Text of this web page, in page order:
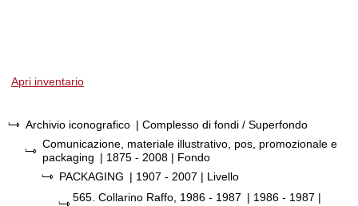
Apri inventario
Archivio iconografico | Complesso di fondi / Superfondo
Comunicazione, materiale illustrativo, pos, promozionale e
packaging | 1875 - 2008 | Fondo
PACKAGING | 1907 - 2007 | Livello
565. Collarino Raffo, 1986 - 1987 | 1986 - 1987 |